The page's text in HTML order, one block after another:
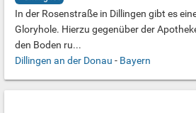
In der Rosenstraße in Dillingen gibt es
Gloryhole. Hierzu gegenüber der
den Boden ru...
Dillingen an der Donau - Bayern